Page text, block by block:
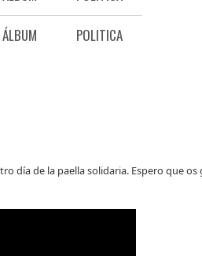
ÁLBUM POLITICA
día de la paella solidaria. Espero que os